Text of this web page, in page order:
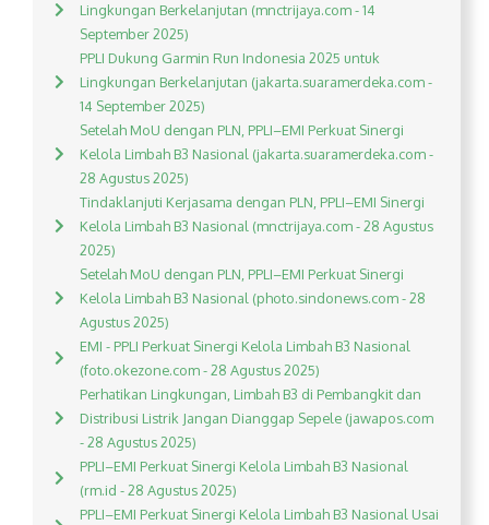
Lingkungan Berkelanjutan (mnctrijaya.com - 14
September 2025)
PPLI Dukung Garmin Run Indonesia 2025 untuk
Lingkungan Berkelanjutan (jakarta.suaramerdeka.com -
14 September 2025)
Setelah MoU dengan PLN, PPLI–EMI Perkuat Sinergi
Kelola Limbah B3 Nasional (jakarta.suaramerdeka.com -
28 Agustus 2025)
Tindaklanjuti Kerjasama dengan PLN, PPLI–EMI Sinergi
Kelola Limbah B3 Nasional (mnctrijaya.com - 28 Agustus
2025)
Setelah MoU dengan PLN, PPLI–EMI Perkuat Sinergi
Kelola Limbah B3 Nasional (photo.sindonews.com - 28
Agustus 2025)
EMI - PPLI Perkuat Sinergi Kelola Limbah B3 Nasional
(foto.okezone.com - 28 Agustus 2025)
Perhatikan Lingkungan, Limbah B3 di Pembangkit dan
Distribusi Listrik Jangan Dianggap Sepele (jawapos.com
- 28 Agustus 2025)
PPLI–EMI Perkuat Sinergi Kelola Limbah B3 Nasional
(rm.id - 28 Agustus 2025)
PPLI–EMI Perkuat Sinergi Kelola Limbah B3 Nasional Usai